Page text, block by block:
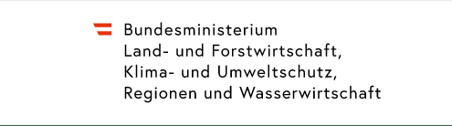
Zum Inhalt
Zum Inhaltsverzeichnis